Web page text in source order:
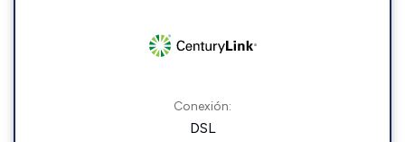
Conexión:
DSL